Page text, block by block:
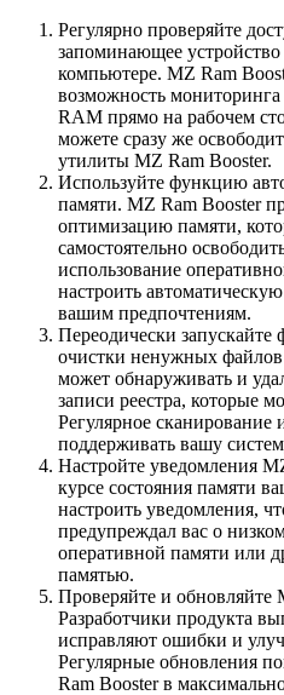
Регулярно проверяйте
запоминающее
компьютере. MZ Ram
возможность
RAM прямо на рабочем
можете сразу же
утилиты MZ Ram Booster.
Используйте функцию
памяти. MZ Ram Booster
оптимизацию памяти,
самостоятельно
использование
настроить
вашим предпочтениям.
Переодически
очистки ненужных файлов
может обнаруживать и
записи реестра, которые
Регулярное сканирование
поддерживать вашу
Настройте уведомления
курсе состояния памяти
настроить уведомления,
предупреждал вас о
оперативной памяти или
памятью.
Проверяйте и обновляйте
Разработчики продукта
исправляют ошибки и
Регулярные обновления
Ram Booster в